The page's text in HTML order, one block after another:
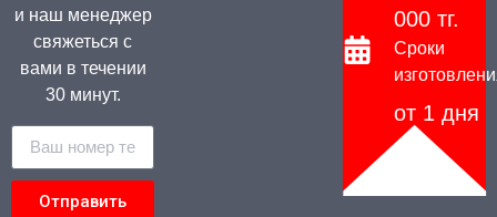
и наш менеджер
свяжеться с
вами в течении
30 минут.
Отправить
000 тг.
Сроки
от 1 дня